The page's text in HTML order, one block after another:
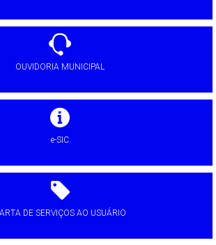
OUVIDORIA MUNICIPAL
e-SIC
DE SERVIÇOS AO USUÁRIO